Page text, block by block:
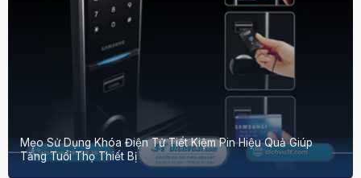
Mẹo Sử Dụng Khóa Điện Tử Tiết Kiệm Pin Hiệu Quả Giúp
Tăng Tuổi Thọ Thiết Bị